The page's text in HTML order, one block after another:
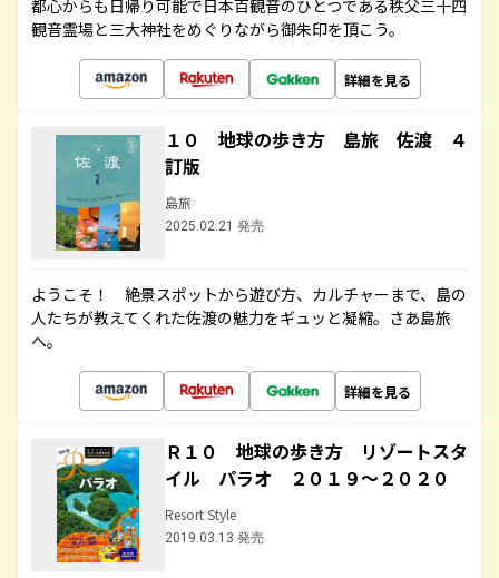
都心からも日帰り可能で日本百観音のひとつである秩父三十四
観音霊場と三大神社をめぐりながら御朱印を頂こう。
詳細を見る
１０ 地球の歩き方 島旅 佐渡 ４
訂版
島旅
2025.02.21 発売
ようこそ！ 絶景スポットから遊び方、カルチャーまで、島の
人たちが教えてくれた佐渡の魅力をギュッと凝縮。さあ島旅
へ。
詳細を見る
Ｒ１０ 地球の歩き方 リゾートスタ
イル パラオ ２０１９～２０２０
Resort Style
2019.03.13 発売